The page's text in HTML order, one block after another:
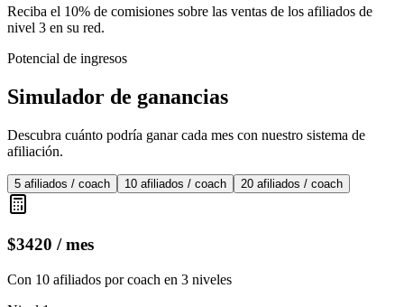
Reciba el 10% de comisiones sobre las ventas de los afiliados de
nivel 3 en su red.
Potencial de ingresos
Simulador de ganancias
Descubra cuánto podría ganar cada mes con nuestro sistema de
afiliación.
5 afiliados / coach 10 afiliados / coach 20 afiliados / coach
$3420 / mes
Con 10 afiliados por coach en 3 niveles